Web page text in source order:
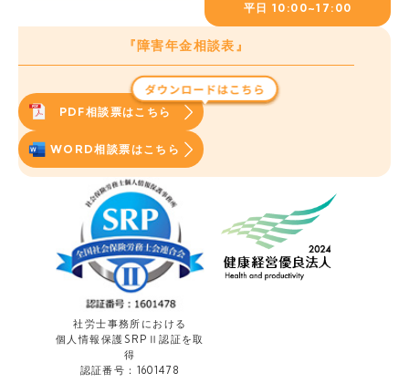
平日 10:00~17:00
『障害年金相談表』
PDF相談票はこちら
WORD相談票はこちら
社労士事務所における
個人情報保護SRPⅡ認証を取
得
認証番号：1601478